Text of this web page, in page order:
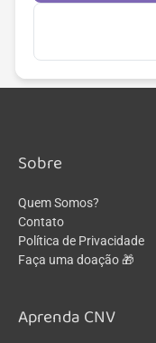
Sobre
Quem Somos?
Contato
Política de Privacidade
Faça uma doação 🎁
Aprenda CNV